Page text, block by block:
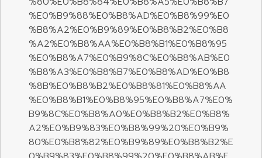
%E0%B9%88%E0%B8%AD%E0%B8%99%E0
%B8%A2%E0%B9%89%E0%B8%B2%E0%B8
%A2%E0%B8%AA%E0%B8%B1%E0%B8%95
%E0%B8%A7%E0%B9%8C%E0%B8%AB%E0
%B8%A3%E0%B8%B7%E0%B8%AD%E0%B8
%8B%E0%B8%B2%E0%B8%81%E0%B8%AA
%E0%B8%B1%E0%B8%95%E0%B8%A7%E0%
B9%8C%E0%B8%A0%E0%B8%B2%E0%B8%
A2%E0%B9%83%E0%B8%99%20%E0%B9%
80%E0%B8%82%E0%B9%89%E0%B8%B2%E